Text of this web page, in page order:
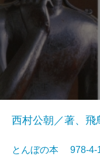
西村公朝／著、飛
とんぼの本 978-